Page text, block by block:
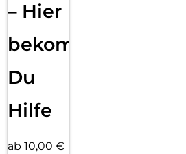
– Hier
bekommst
Du
Hilfe
ab 10,00 €